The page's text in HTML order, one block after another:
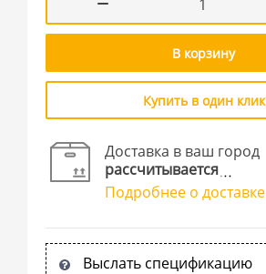
В корзину
Купить в один клик
Доставка в ваш город
рассчитывается
Подробнее о доставке
Выслать спецификацию